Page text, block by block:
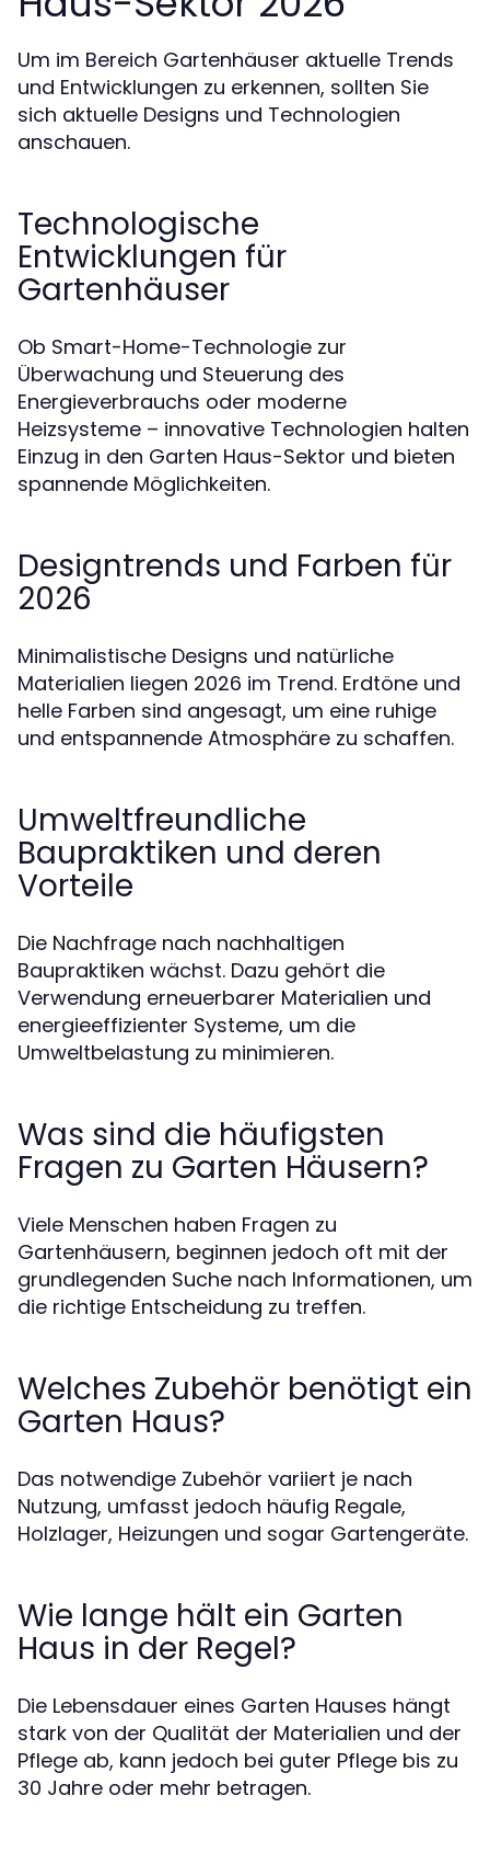
Um im Bereich Gartenhäuser aktuelle Trends
und Entwicklungen zu erkennen, sollten Sie
sich aktuelle Designs und Technologien
anschauen.
Technologische
Entwicklungen für
Gartenhäuser
Ob Smart-Home-Technologie zur
Überwachung und Steuerung des
Energieverbrauchs oder moderne
Heizsysteme – innovative Technologien halten
Einzug in den Garten Haus-Sektor und bieten
spannende Möglichkeiten.
Designtrends und Farben für
2026
Minimalistische Designs und natürliche
Materialien liegen 2026 im Trend. Erdtöne und
helle Farben sind angesagt, um eine ruhige
und entspannende Atmosphäre zu schaffen.
Umweltfreundliche
Baupraktiken und deren
Vorteile
Die Nachfrage nach nachhaltigen
Baupraktiken wächst. Dazu gehört die
Verwendung erneuerbarer Materialien und
energieeffizienter Systeme, um die
Umweltbelastung zu minimieren.
Was sind die häufigsten
Fragen zu Garten Häusern?
Viele Menschen haben Fragen zu
Gartenhäusern, beginnen jedoch oft mit der
grundlegenden Suche nach Informationen, um
die richtige Entscheidung zu treffen.
Welches Zubehör benötigt ein
Garten Haus?
Das notwendige Zubehör variiert je nach
Nutzung, umfasst jedoch häufig Regale,
Holzlager, Heizungen und sogar Gartengeräte.
Wie lange hält ein Garten
Haus in der Regel?
Die Lebensdauer eines Garten Hauses hängt
stark von der Qualität der Materialien und der
Pflege ab, kann jedoch bei guter Pflege bis zu
30 Jahre oder mehr betragen.